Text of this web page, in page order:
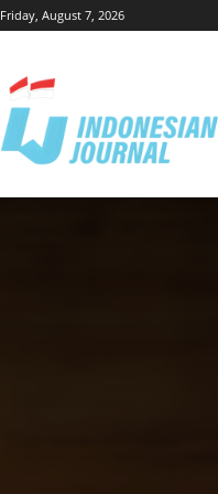
Friday, August 7, 2026